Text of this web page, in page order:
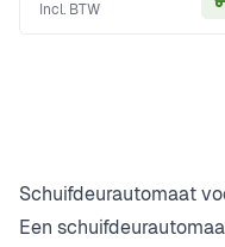
Schuifdeurautomaat
Een